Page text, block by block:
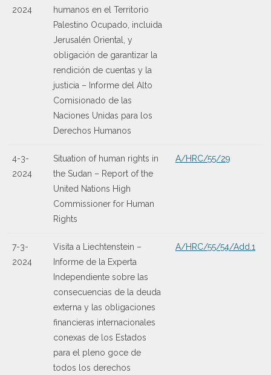
2024
humanos en el Territorio
Palestino Ocupado, incluida
Jerusalén Oriental, y
obligación de garantizar la
rendición de cuentas y la
justicia – Informe del Alto
Comisionado de las
Naciones Unidas para los
Derechos Humanos
4-3-
2024
Situation of human rights in
the Sudan – Report of the
United Nations High
Commissioner for Human
Rights
A/HRC/55/29
7-3-
2024
Visita a Liechtenstein –
Informe de la Experta
Independiente sobre las
consecuencias de la deuda
externa y las obligaciones
financieras internacionales
conexas de los Estados
para el pleno goce de
todos los derechos
A/HRC/55/54/Add.1